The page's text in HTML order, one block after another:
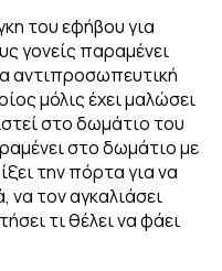
του εφήβου για
γονείς παραμένει
αντιπροσωπευτική
μόλις έχει μαλώσει
στο δωμάτιο του
στο δωμάτιο με
την πόρτα για να
να τον αγκαλιάσει
τι θέλει να φάει